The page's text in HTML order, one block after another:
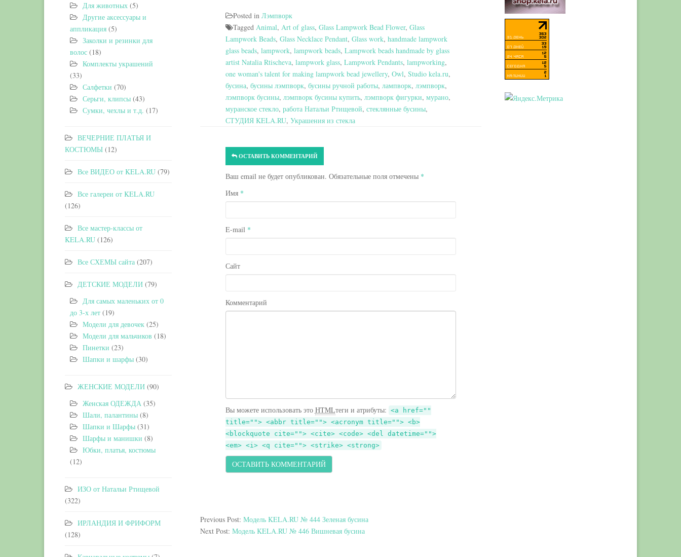
Posted in Лэмпворк
Tagged Animal, Art of glass, Glass Lampwork Bead Flower, Glass
Lampwork Beads, Glass Necklace Pendant, Glass work, handmade lampwork
glass beads, lampwork, lampwork beads, Lampwork beads handmade by glass
artist Natalia Rtischeva, lampwork glass, Lampwork Pendants, lampworking,
one woman's talent for making lampwork bead jewellery, Owl, Studio kela.ru,
бусина, бусины лэмпворк, бусины ручной работы, лампворк, лэмпворк,
лэмпворк бусины, лэмпворк бусины купить, лэмпворк фигурки, мурано,
муранское стекло, работа Натальи Ртищевой, стеклянные бусины,
СТУДИЯ KELA.RU, Украшения из стекла
ОСТАВИТЬ КОММЕНТАРИЙ
Ваш email не будет опубликован. Обязательные поля отмечены *
Имя *
E-mail *
Сайт
Комментарий
Вы можете использовать это HTMLтеги и атрибуты: <a href=""
title=""> <abbr title=""> <acronym title=""> <b>
<blockquote cite=""> <cite> <code> <del datetime="">
<em> <i> <q cite=""> <strike> <strong>
Previous Post: Модель KELA.RU № 444 Зеленая бусина
Next Post: Модель KELA.RU № 446 Вишневая бусина
Для животных (5)
Другие аксессуары и
аппликация (5)
Заколки и резинки для
волос (18)
Комплекты украшений
(33)
Салфетки (70)
Серьги, клипсы (43)
Сумки, чехлы и т.д. (17)
ВЕЧЕРНИЕ ПЛАТЬЯ И
КОСТЮМЫ (12)
Все ВИДЕО от KELA.RU (79)
Все галереи от KELA.RU
(126)
Все мастер-классы от
KELA.RU (126)
Все СХЕМЫ сайта (207)
ДЕТСКИЕ МОДЕЛИ (79)
Для самых маленьких от 0
до 3-х лет (19)
Модели для девочек (25)
Модели для мальчиков (18)
Пинетки (23)
Шапки и шарфы (30)
ЖЕНСКИЕ МОДЕЛИ (90)
Женская ОДЕЖДА (35)
Шали, палантины (8)
Шапки и Шарфы (31)
Шарфы и манишки (8)
Юбки, платья, костюмы
(12)
ИЗО от Натальи Ртищевой
(322)
ИРЛАНДИЯ И ФРИФОРМ
(128)